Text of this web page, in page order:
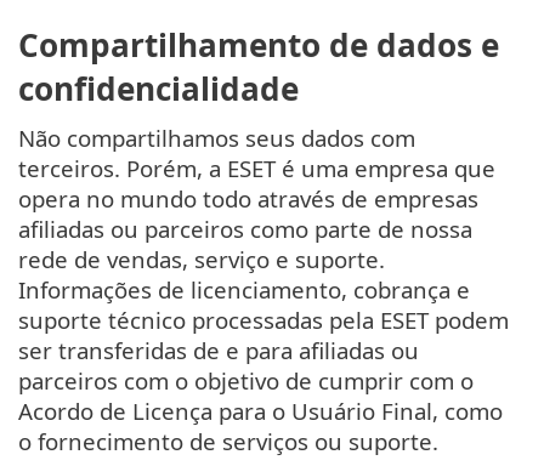
Compartilhamento de dados e
confidencialidade
Não compartilhamos seus dados com
terceiros. Porém, a ESET é uma empresa que
opera no mundo todo através de empresas
afiliadas ou parceiros como parte de nossa
rede de vendas, serviço e suporte.
Informações de licenciamento, cobrança e
suporte técnico processadas pela ESET podem
ser transferidas de e para afiliadas ou
parceiros com o objetivo de cumprir com o
Acordo de Licença para o Usuário Final, como
o fornecimento de serviços ou suporte.